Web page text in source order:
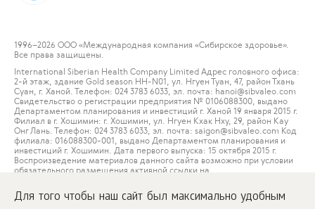
Для того чтобы наш сайт был максимально удобным
1996–2026 ООО «Международная компания «Сибирское здоровье».
Все права защищены.
International Siberian Health Company Limited Адрес головного офиса:
2-й этаж, здание Gold season HH-N01, ул. Нгуен Туан, 47, район Тхань
Суан, г. Ханой. Телефон: 024 3783 6033, эл. почта: hanoi@sibvaleo.com
Свидетельство о регистрации предприятия № 0106088300, выдано
Департаментом планирования и инвестиций г. Ханой 19 января 2015 г.
Филиал в г. Хошимин: г. Хошимин, ул. Нгуен Кхак Нху, 29, район Кау
Онг Лань. Телефон: 024 3783 6033, эл. почта: saigon@sibvaleo.com Код
филиала: 016088300-001, выдано Департаментом планирования и
инвестиций г. Хошимин. Дата первого выпуска: 15 октября 2015 г.
Воспроизведение материалов данного сайта возможно при условии
обязательного размещения активной ссылки на
Пользовательское соглашение